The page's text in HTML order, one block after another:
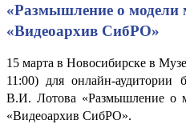
«Размышление о модели
«Видеоархив СибРО»
15 марта в Новосибирске в
11:00) для онлайн-аудитории
В.И. Лотова «Размышление о
«Видеоархив СибРО».